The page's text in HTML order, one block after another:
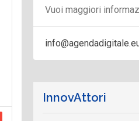
Vuoi maggiori
InnovAttori